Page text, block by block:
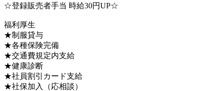
☆登録販売者手当 時給30円UP☆
福利厚生
★制服貸与
★各種保険完備
★交通費規定内支給
★健康診断
★社員割引カード支給
★社保加入（応相談）